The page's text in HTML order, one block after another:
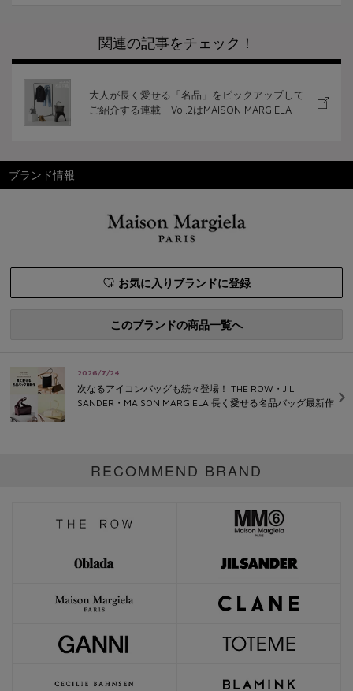
大人が長く愛せる「名品」をピックアップして
ご紹介する連載 Vol.2はMAISON MARGIELA
ブランド情報
お気に入りブランドに登録
このブランドの商品一覧へ
2026/7/24
次なるアイコンバッグも続々登場！ THE ROW・JIL
SANDER・MAISON MARGIELA 長く愛せる名品バッグ最新作
RECOMMEND BRAND